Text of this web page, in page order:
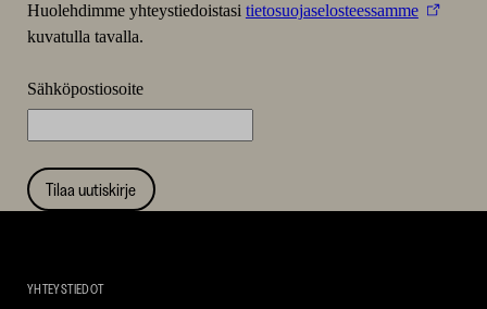
Huolehdimme yhteystiedoistasi tietosuojaselosteessamme
kuvatulla tavalla.
Sähköpostiosoite
Tilaa uutiskirje
KirpiläYHTEYSTIEDOT